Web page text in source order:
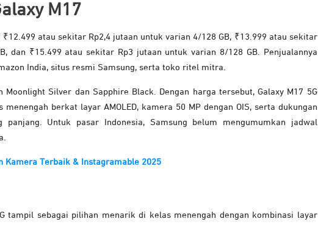
M17
₹12.499 atau sekitar Rp2,4 jutaan untuk varian 4/128 GB, ₹13.999 atau sekitar
dan ₹15.499 atau sekitar Rp3 jutaan untuk varian 8/128 GB. Penjualannya
India, situs resmi Samsung, serta toko ritel mitra.
Silver dan Sapphire Black. Dengan harga tersebut, Galaxy M17 5G
berkat layar AMOLED, kamera 50 MP dengan OIS, serta dukungan
panjang. Untuk pasar Indonesia, Samsung belum mengumumkan jadwal
Kamera Terbaik & Instagramable 2025
tampil sebagai pilihan menarik di kelas menengah dengan kombinasi layar